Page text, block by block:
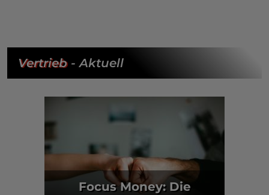
Vertrieb- Aktuell
Focus Money: Die